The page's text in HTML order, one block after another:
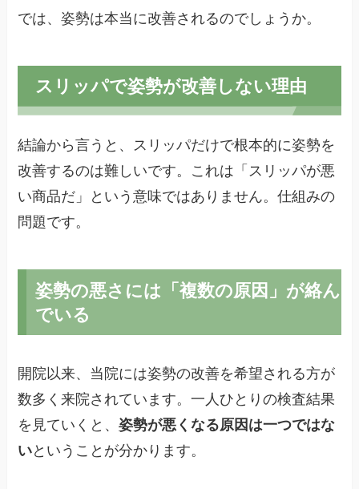
では、姿勢は本当に改善されるのでしょうか。
スリッパで姿勢が改善しない理由
結論から言うと、スリッパだけで根本的に姿勢を
改善するのは難しいです。これは「スリッパが悪
い商品だ」という意味ではありません。仕組みの
問題です。
姿勢の悪さには「複数の原因」が絡ん
でいる
開院以来、当院には姿勢の改善を希望される方が
数多く来院されています。一人ひとりの検査結果
を見ていくと、姿勢が悪くなる原因は一つではな
いということが分かります。